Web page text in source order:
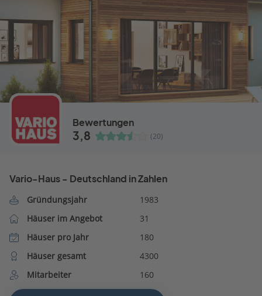
Bewertungen
3,8 (20)
Vario-Haus - Deutschland in Zahlen
Gründungsjahr
1983
Häuser im Angebot
31
Häuser pro Jahr
180
Häuser gesamt
4300
Mitarbeiter
160